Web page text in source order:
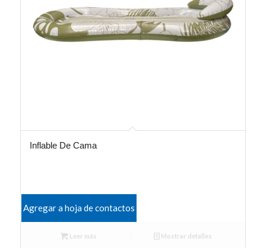
Inflable De Cama
Agregar a hoja de contactos
Leer más Mostrar detalles